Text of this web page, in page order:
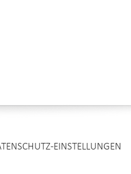
EINSTELLUNGEN